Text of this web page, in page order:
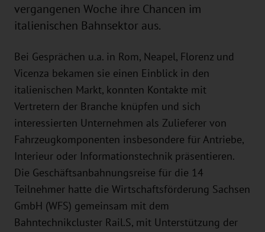
vergangenen Woche ihre Chancen im
italienischen Bahnsektor aus.
Bei Gesprächen u.a. in Rom, Neapel, Florenz und
Vicenza bekamen sie einen Einblick in den
italienischen Markt, konnten Kontakte mit
Vertretern der Branche knüpfen und sich
interessierten Unternehmen als Zulieferer von
Fahrzeugkomponenten insbesondere für Antriebe,
Interieur oder Informationstechnik präsentieren.
Die Geschäftsanbahnungsreise für die 14
Teilnehmer hatte die Wirtschaftsförderung Sachsen
GmbH (WFS) gemeinsam mit dem
Bahntechnikcluster Rail.S, mit Unterstützung der